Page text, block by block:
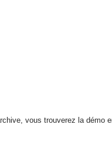
vous trouverez la démo